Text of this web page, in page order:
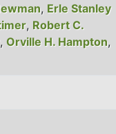
, Erle Stanley
, Robert C.
, Orville H. Hampton,